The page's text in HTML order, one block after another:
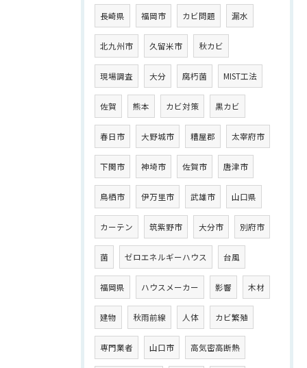
長崎県 福岡市 カビ問題 漏水
北九州市 久留米市 秋カビ
現場調査 大分 腐朽菌 MIST工法
佐賀 熊本 カビ対策 黒カビ
春日市 大野城市 糟屋郡 太宰府市
下関市 神埼市 佐賀市 唐津市
鳥栖市 伊万里市 武雄市 山口県
カーテン 筑紫野市 大分市 別府市
菌 ゼロエネルギーハウス 台風
福岡県 ハウスメーカー 影響 木材
建物 秋雨前線 人体 カビ繁殖
専門業者 山口市 高気密高断熱